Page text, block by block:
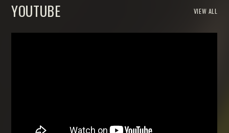
YOUTUBE VIEW ALL